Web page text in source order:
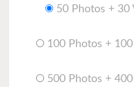
50 Photos + 30
100 Photos +
500 Photos +